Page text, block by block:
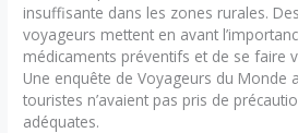
insuffisante dans les zones rurales.
voyageurs mettent en avant
médicaments préventifs et de se faire
Une enquête de Voyageurs du Monde
touristes n’avaient pas pris de
adéquates.